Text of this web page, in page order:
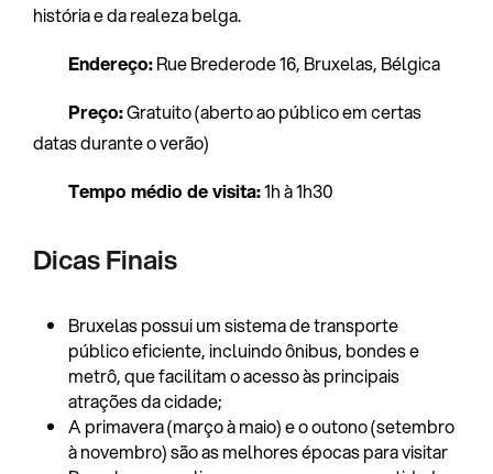
história e da realeza belga.
Endereço:Rue Brederode 16, Bruxelas, Bélgica
Preço:Gratuito (aberto ao público em certas
datas durante o verão)
Tempo médio de visita:1h à 1h30
Dicas Finais
Bruxelas possui um sistema de transporte
público eficiente, incluindo ônibus, bondes e
metrô, que facilitam o acesso às principais
atrações da cidade;
A primavera (março à maio) e o outono (setembro
à novembro) são as melhores épocas para visitar